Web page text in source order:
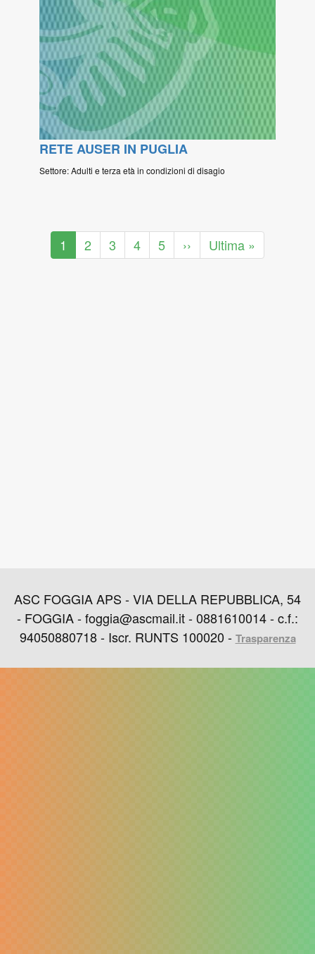
RETE AUSER IN PUGLIA
Settore: Adulti e terza età in condizioni di disagio
Paginazione
Pagina
attuale
1 Pagina
2 Pagina
3 Pagina
4 Pagina
5
Pagina
successiva
››
Ultima
pagina
Ultima »
ASC FOGGIA APS - VIA DELLA REPUBBLICA, 54
- FOGGIA - foggia@ascmail.it - 0881610014 - c.f.:
94050880718 - Iscr. RUNTS 100020 - Trasparenza